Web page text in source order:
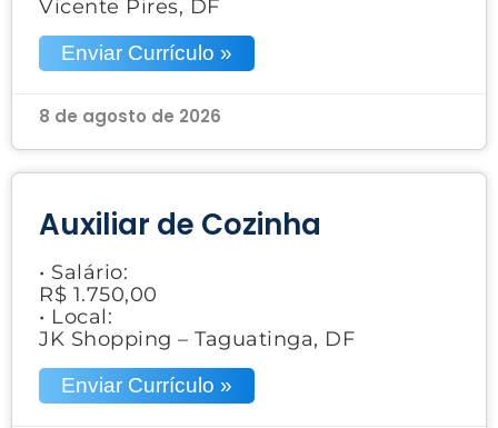
Vicente Pires, DF
Enviar Currículo »
8 de agosto de 2026
Auxiliar de Cozinha
• Salário:
R$ 1.750,00
• Local:
JK Shopping – Taguatinga, DF
Enviar Currículo »